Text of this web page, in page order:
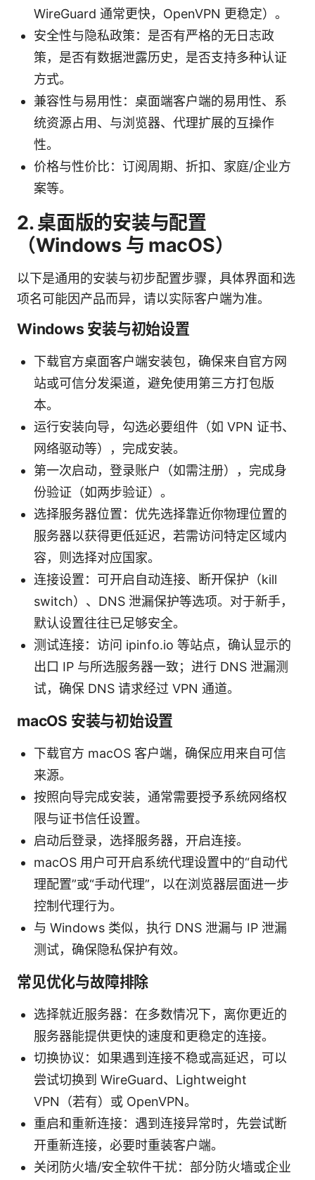
WireGuard 通常更快，OpenVPN 更稳定）。
安全性与隐私政策：是否有严格的无日志政
策，是否有数据泄露历史，是否支持多种认证
方式。
兼容性与易用性：桌面端客户端的易用性、系
统资源占用、与浏览器、代理扩展的互操作
性。
价格与性价比：订阅周期、折扣、家庭/企业方
案等。
2. 桌面版的安装与配置
（Windows 与 macOS）
以下是通用的安装与初步配置步骤，具体界面和选
项名可能因产品而异，请以实际客户端为准。
Windows 安装与初始设置
下载官方桌面客户端安装包，确保来自官方网
站或可信分发渠道，避免使用第三方打包版
本。
运行安装向导，勾选必要组件（如 VPN 证书、
网络驱动等），完成安装。
第一次启动，登录账户（如需注册），完成身
份验证（如两步验证）。
选择服务器位置：优先选择靠近你物理位置的
服务器以获得更低延迟，若需访问特定区域内
容，则选择对应国家。
连接设置：可开启自动连接、断开保护（kill
switch）、DNS 泄漏保护等选项。对于新手，
默认设置往往已足够安全。
测试连接：访问 ipinfo.io 等站点，确认显示的
出口 IP 与所选服务器一致；进行 DNS 泄漏测
试，确保 DNS 请求经过 VPN 通道。
macOS 安装与初始设置
下载官方 macOS 客户端，确保应用来自可信
来源。
按照向导完成安装，通常需要授予系统网络权
限与证书信任设置。
启动后登录，选择服务器，开启连接。
macOS 用户可开启系统代理设置中的“自动代
理配置”或“手动代理”，以在浏览器层面进一步
控制代理行为。
与 Windows 类似，执行 DNS 泄漏与 IP 泄漏
测试，确保隐私保护有效。
常见优化与故障排除
选择就近服务器：在多数情况下，离你更近的
服务器能提供更快的速度和更稳定的连接。
切换协议：如果遇到连接不稳或高延迟，可以
尝试切换到 WireGuard、Lightweight
VPN（若有）或 OpenVPN。
重启和重新连接：遇到连接异常时，先尝试断
开重新连接，必要时重装客户端。
关闭防火墙/安全软件干扰：部分防火墙或企业